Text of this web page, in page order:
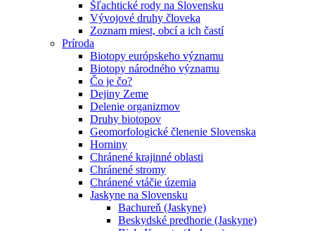
Šľachtické rody na Slovensku
Vývojové druhy človeka
Zoznam miest, obcí a ich častí
Príroda
Biotopy európskeho významu
Biotopy národného významu
Čo je čo?
Dejiny Zeme
Delenie organizmov
Druhy biotopov
Geomorfologické členenie Slovenska
Horniny
Chránené krajinné oblasti
Chránené stromy
Chránené vtáčie územia
Jaskyne na Slovensku
Bachureň (Jaskyne)
Beskydské predhorie (Jaskyne)